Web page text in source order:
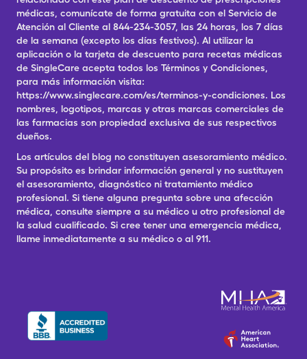
médicas, comunícate de forma gratuita con el Servicio de
Atención al Cliente al 844-234-3057, las 24 horas, los 7 días
de la semana (excepto los días festivos). Al utilizar la
aplicación o la tarjeta de descuento para recetas médicas
de SingleCare acepta todos los Términos y Condiciones,
para más información visita:
https://www.singlecare.com/es/terminos-y-condiciones. Los
nombres, logotipos, marcas y otras marcas comerciales de
las farmacias son propiedad exclusiva de sus respectivos
dueños.
Los artículos del blog no constituyen asesoramiento médico.
Su propósito es brindar información general y no sustituyen
el asesoramiento, diagnóstico ni tratamiento médico
profesional. Si tiene alguna pregunta sobre una afección
médica, consulte siempre a su médico u otro profesional de
la salud cualificado. Si cree tener una emergencia médica,
llame inmediatamente a su médico o al 911.